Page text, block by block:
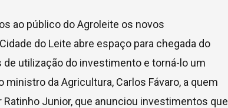
ao público do Agroleite os novos
do Leite abre espaço para chegada do
utilização do investimento e torná-lo um
da Agricultura, Carlos Fávaro, a quem
Junior, que anunciou investimentos que